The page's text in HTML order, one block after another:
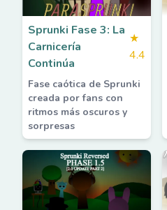
Sprunki Fase 3: La
Carnicería
Continúa
★
4.4
Fase caótica de Sprunki
creada por fans con
ritmos más oscuros y
sorpresas